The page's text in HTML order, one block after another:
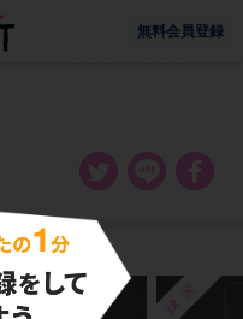
無料会員登録
練習